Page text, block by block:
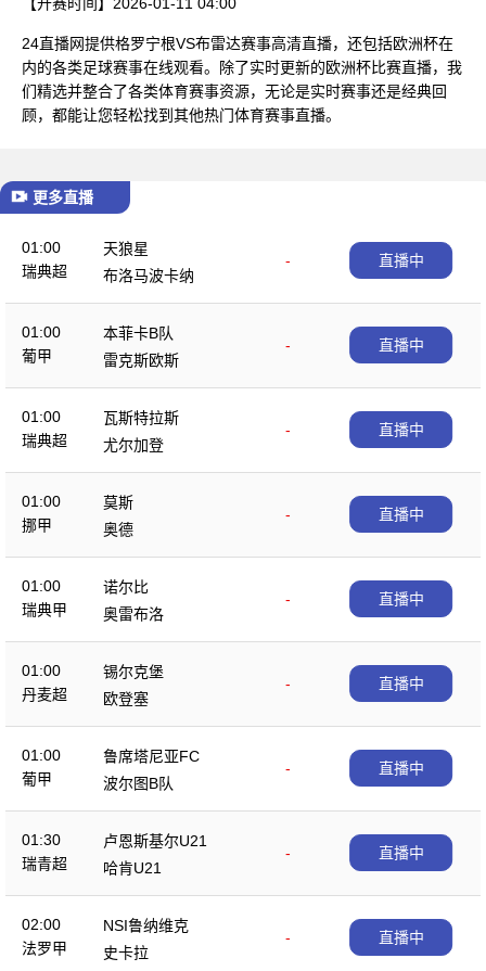
24直播网提供格罗宁根VS布雷达赛事高清直播，还包括欧洲杯在
内的各类足球赛事在线观看。除了实时更新的欧洲杯比赛直播，我
们精选并整合了各类体育赛事资源，无论是实时赛事还是经典回
顾，都能让您轻松找到其他热门体育赛事直播。
更多直播
01:00
瑞典超
天狼星
-
布洛马波卡纳
直播中
01:00
葡甲
本菲卡B队
-
雷克斯欧斯
直播中
01:00
瑞典超
瓦斯特拉斯
-
尤尔加登
直播中
01:00
挪甲
莫斯
-
奥德
直播中
01:00
瑞典甲
诺尔比
-
奥雷布洛
直播中
01:00
丹麦超
锡尔克堡
-
欧登塞
直播中
01:00
葡甲
鲁席塔尼亚FC
-
波尔图B队
直播中
01:30
瑞青超
卢恩斯基尔U21
-
哈肯U21
直播中
02:00
法罗甲
NSI鲁纳维克
-
史卡拉
直播中